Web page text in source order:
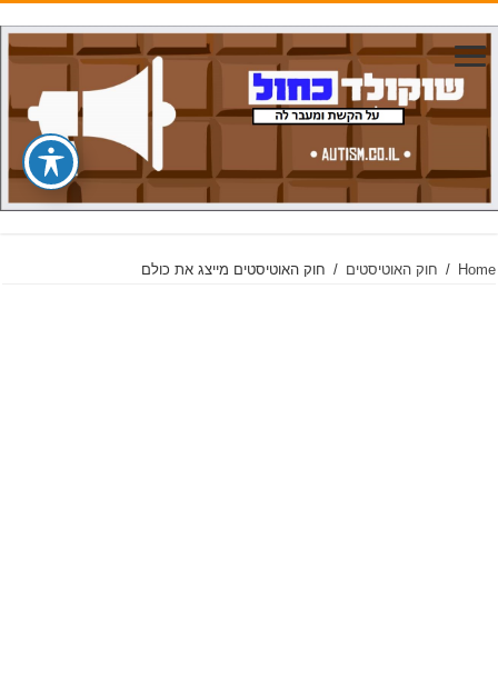
Home
/ חוק האוטיסטים / חוק האוטיסטים מייצג את כולם